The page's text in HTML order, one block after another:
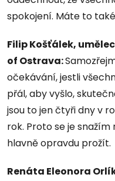
spokojení. Máte to
Filip Košťálek,
of Ostrava:
očekávání, jestli
přál, aby vyšlo,
jsou to jen čtyři dny v
rok. Proto se je
hlavně opravdu prožít.
Renáta Eleonora